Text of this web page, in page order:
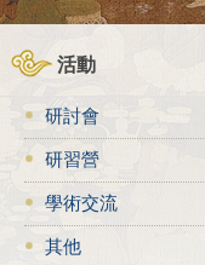
活動
研討會
研習營
學術交流
其他